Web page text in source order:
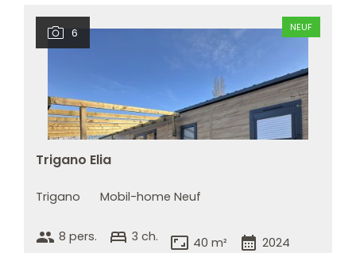
6 NEUF
Trigano Elia
Trigano Mobil-home Neuf
group 8 pers. bed 3 ch. aspect_ratio 40 m² calendar_month 2024